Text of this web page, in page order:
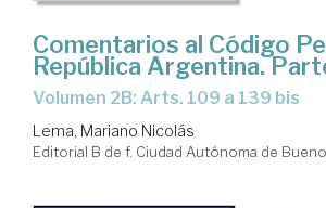
Comentarios al Código
República Argentina.
Volumen 2B: Arts. 109 a 139 bis
Lema, Mariano Nicolás
Editorial B de f. Ciudad Autónoma de